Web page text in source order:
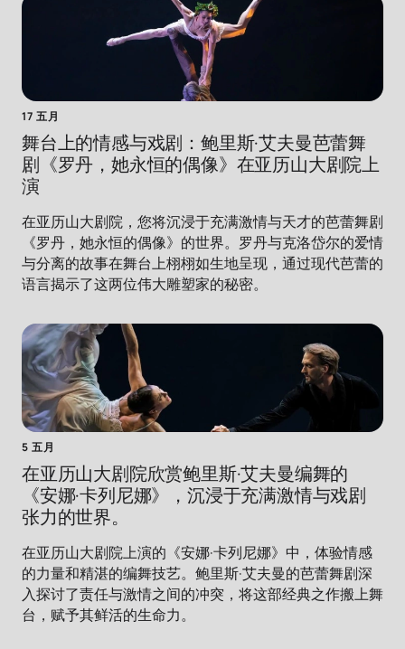
17 五月
舞台上的情感与戏剧：鲍里斯·艾夫曼芭蕾舞
剧《罗丹，她永恒的偶像》在亚历山大剧院上
演
在亚历山大剧院，您将沉浸于充满激情与天才的芭蕾舞剧
《罗丹，她永恒的偶像》的世界。罗丹与克洛岱尔的爱情
与分离的故事在舞台上栩栩如生地呈现，通过现代芭蕾的
语言揭示了这两位伟大雕塑家的秘密。
5 五月
在亚历山大剧院欣赏鲍里斯·艾夫曼编舞的
《安娜·卡列尼娜》，沉浸于充满激情与戏剧
张力的世界。
在亚历山大剧院上演的《安娜·卡列尼娜》中，体验情感
的力量和精湛的编舞技艺。鲍里斯·艾夫曼的芭蕾舞剧深
入探讨了责任与激情之间的冲突，将这部经典之作搬上舞
台，赋予其鲜活的生命力。